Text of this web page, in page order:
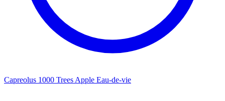
Capreolus 1000 Trees Apple Eau-de-vie